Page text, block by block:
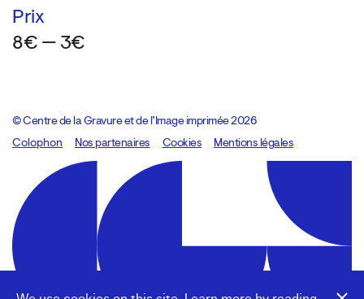
Prix
8€ — 3€
© Centre de la Gravure et de l’Image imprimée 2026
Colophon
Design:Marcel Kaczmarek, code:8080.studio
Nos partenaires Cookies Mentions légales